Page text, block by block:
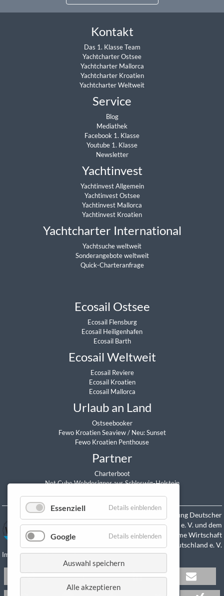
Kontakt
Das 1. Klasse Team
Yachtcharter Ostsee
Yachtcharter Mallorca
Yachtcharter Kroatien
Yachtcharter Weltweit
Service
Blog
Mediathek
Facebook 1. Klasse
Youtube 1. Klasse
Newsletter
Yachtinvest
Yachtinvest Allgemein
Yachtinvest Ostsee
Yachtinvest Mallorca
Yachtinvest Kroatien
Yachtcharter International
Yachtsuche weltweit
Sonderangebote weltweit
Quick-Charteranfrage
Ecosail Ostsee
Ecosail Flensburg
Ecosail Heiligenhafen
Ecosail Barth
Ecosail Weltweit
Ecosail Reviere
Ecosail Kroatien
Ecosail Mallorca
Urlaub an Land
Ostseebooker
Fewo Kroatien Seaview/ Neu: Sunset
Fewo Kroatien Penthouse
Partner
Charterboot
Net Cube Webdesigner aus Schleswig-Holstein
Mitglied in der Vereinigung Deutscher
Yacht-Charterunternehmen e. V. und dem
Verband Maritime Wirtschaft
Deutschland e. V.
Impressum Datenschutz
Essenziell Details einblenden
Google Details einblenden
Auswahl speichern
Alle akzeptieren